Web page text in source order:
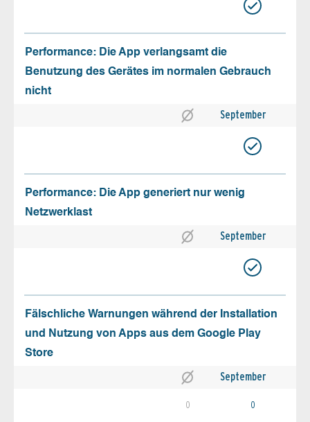
Performance: Die App verlangsamt die
Benutzung des Gerätes im normalen Gebrauch
nicht
September
Performance: Die App generiert nur wenig
Netzwerklast
September
Fälschliche Warnungen während der Installation
und Nutzung von Apps aus dem Google Play
Store
September
0 0